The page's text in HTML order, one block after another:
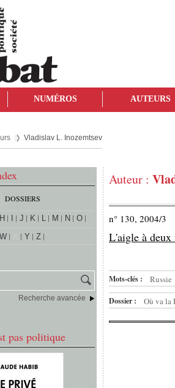
NUMÉROS AUTEURS
Vladislav L. Inozemtsev
DOSSIERS
H J K L M N
O
W Y Z
Recherche avancée
pas politique
Auteur :
n° 130, 2004/3
L'aigle à deux
Mots-clés : Russie
Dossier : Où va la